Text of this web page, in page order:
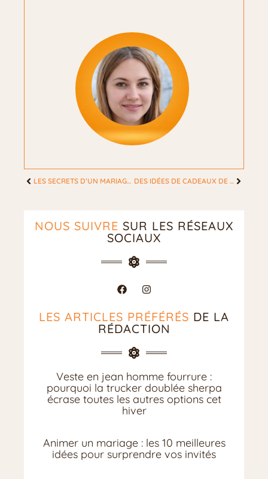
LES SECRETS D’UN MARIAGE ÉPANOUI QUE PERSONNE NE VOUS DÉVOILE JAMAIS DES IDÉES DE CADEAUX DE MARIAGE SURPRENANTS POUR FEMME QUI VONT L’ENCHANTER
NOUS SUIVRE SUR LES RÉSEAUX
SOCIAUX
LES ARTICLES PRÉFÉRÉS DE LA
RÉDACTION
Veste en jean homme fourrure :
pourquoi la trucker doublée sherpa
écrase toutes les autres options cet
hiver
Animer un mariage : les 10 meilleures
idées pour surprendre vos invités